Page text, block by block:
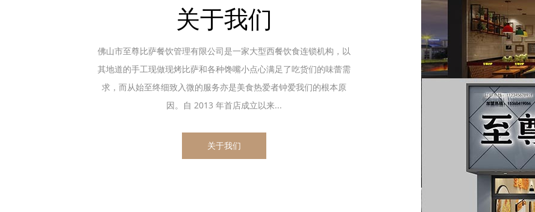
关于我们
佛山市至尊比萨餐饮管理有限公司是一家大型西餐饮食连锁机构，以
其地道的手工现做现烤比萨和各种馋嘴小点心满足了吃货们的味蕾需
求，而从始至终细致入微的服务亦是美食热爱者钟爱我们的根本原
因。自 2013 年首店成立以来...
关于我们